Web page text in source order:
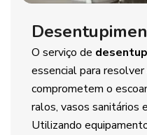
O serviço de
essencial para
comprometem o
ralos, vasos sanitários
Utilizando